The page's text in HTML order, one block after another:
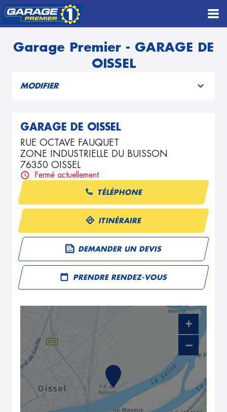
Garage Premier - GARAGE DE
OISSEL
MODIFIER
GARAGE DE OISSEL
RUE OCTAVE FAUQUET
ZONE INDUSTRIELLE DU BUISSON
76350 OISSEL
Fermé actuellement
TÉLÉPHONE
ITINÉRAIRE
DEMANDER UN DEVIS
PRENDRE RENDEZ-VOUS
+
−